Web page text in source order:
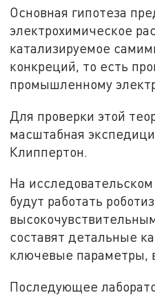
Основная гипотеза
электрохимическое
катализируемое
конкреций, то есть
промышленному
Для проверки этой
масштабная
Клиппертон.
На
будут работать
составят детальные
ключевые параметры,
Последующее